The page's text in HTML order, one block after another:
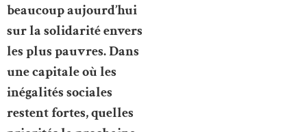
beaucoup aujourd’hui
sur la solidarité envers
les plus pauvres. Dans
une capitale où les
inégalités sociales
restent fortes, quelles